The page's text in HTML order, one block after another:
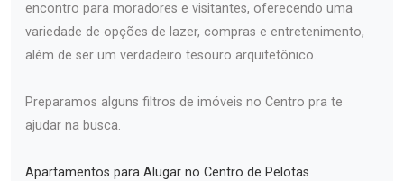
encontro para moradores e visitantes, oferecendo uma
variedade de opções de lazer, compras e entretenimento,
além de ser um verdadeiro tesouro arquitetônico.
Preparamos alguns filtros de imóveis no Centro pra te
ajudar na busca.
Apartamentos para Alugar no Centro de Pelotas